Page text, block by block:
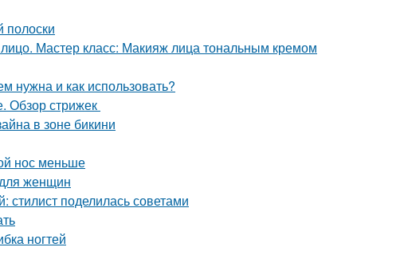
полоски
Мастер класс: Макияж лица тональным кремом
нужна и как использовать?
Обзор стрижек
в зоне бикини
нос меньше
женщин
стилист поделилась советами
ногтей